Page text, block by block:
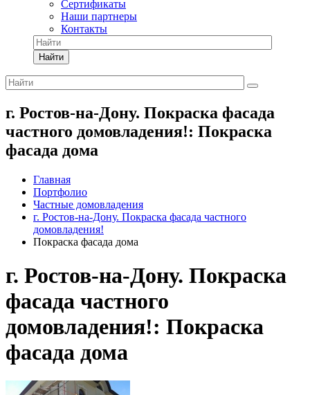
Сертификаты
Наши партнеры
Контакты
Найти
г. Ростов-на-Дону. Покраска фасада
частного домовладения!: Покраска
фасада дома
Главная
Портфолио
Частные домовладения
г. Ростов-на-Дону. Покраска фасада частного
домовладения!
Покраска фасада дома
г. Ростов-на-Дону. Покраска
фасада частного
домовладения!: Покраска
фасада дома